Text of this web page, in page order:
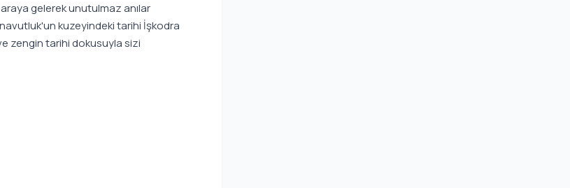
gelerek unutulmaz anılar
kuzeyindeki tarihi İşkodra
zengin tarihi dokusuyla sizi